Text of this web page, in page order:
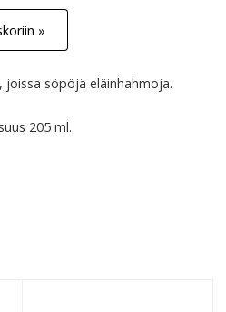
»
joissa söpöjä eläinhahmoja.
205 ml.